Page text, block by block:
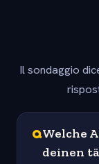
Il sondaggio
QWelche
deinen